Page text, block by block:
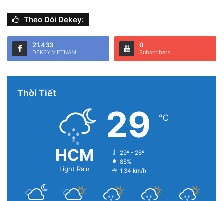
Theo Dõi Dekey:
21.433
DEKEY VIETNAM
0
Subscribers
Thời Tiết
HCM
Light Rain
29 ℃
29º - 26º
85%
1.34 km/h